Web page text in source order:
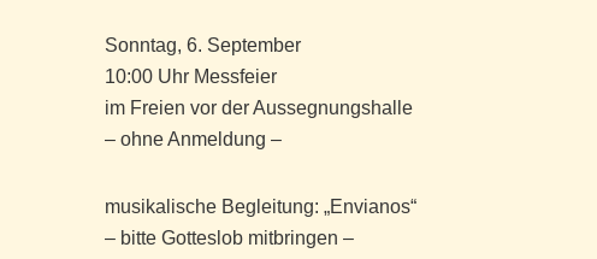
Sonntag, 6. September
10:00 Uhr Messfeier
im Freien vor der Aussegnungshalle
– ohne Anmeldung –
musikalische Begleitung: „Envianos“
– bitte Gotteslob mitbringen –